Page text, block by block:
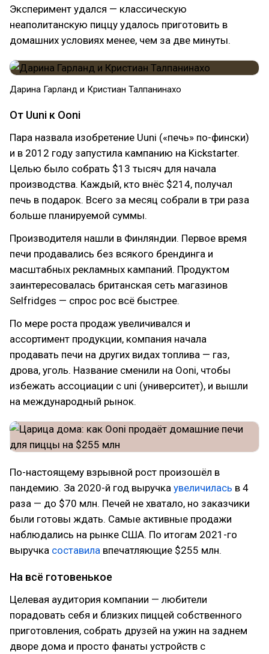
Эксперимент удался — классическую
неаполитанскую пиццу удалось приготовить в
домашних условиях менее, чем за две минуты.
Дарина Гарланд и Кристиан Талпанинахо
От Uuni к Ooni
Пара назвала изобретение Uuni («печь» по-фински)
и в 2012 году запустила кампанию на Kickstarter.
Целью было собрать $13 тысяч для начала
производства. Каждый, кто внёс $214, получал
печь в подарок. Всего за месяц собрали в три раза
больше планируемой суммы.
Производителя нашли в Финляндии. Первое время
печи продавались без всякого брендинга и
масштабных рекламных кампаний. Продуктом
заинтересовалась британская сеть магазинов
Selfridges — спрос рос всё быстрее.
По мере роста продаж увеличивался и
ассортимент продукции, компания начала
продавать печи на других видах топлива — газ,
дрова, уголь. Название сменили на Ooni, чтобы
избежать ассоциации с uni (университет), и вышли
на международный рынок.
По-настоящему взрывной рост произошёл в
пандемию. За 2020-й год выручка увеличилась в 4
раза — до $70 млн. Печей не хватало, но заказчики
были готовы ждать. Самые активные продажи
наблюдались на рынке США. По итогам 2021-го
выручка составила впечатляющие $255 млн.
На всё готовенькое
Целевая аудитория компании — любители
порадовать себя и близких пиццей собственного
приготовления, собрать друзей на ужин на заднем
дворе дома и просто фанаты устройств с